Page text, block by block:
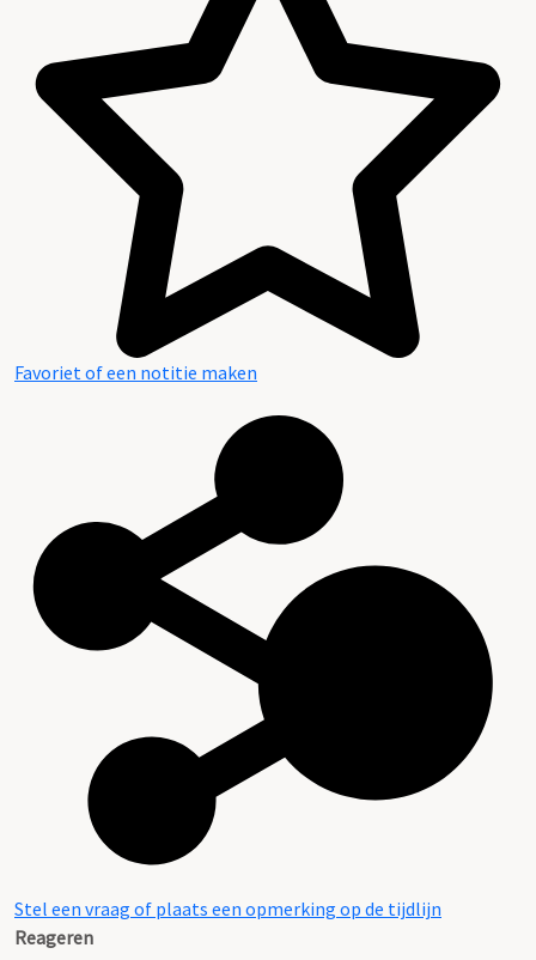
Favoriet of een notitie maken
Stel een vraag of plaats een opmerking op de tijdlijn
Reageren